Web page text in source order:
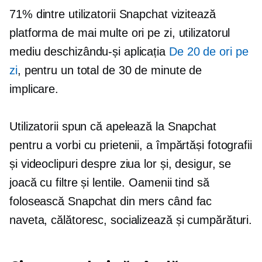
71% dintre utilizatorii Snapchat vizitează
platforma de mai multe ori pe zi, utilizatorul
mediu deschizându-și aplicația De 20 de ori pe
zi, pentru un total de 30 de minute de
implicare.
Utilizatorii spun că apelează la Snapchat
pentru a vorbi cu prietenii, a împărtăși fotografii
și videoclipuri despre ziua lor și, desigur, se
joacă cu filtre și lentile. Oamenii tind să
folosească Snapchat din mers când fac
naveta, călătoresc, socializează și cumpărături.